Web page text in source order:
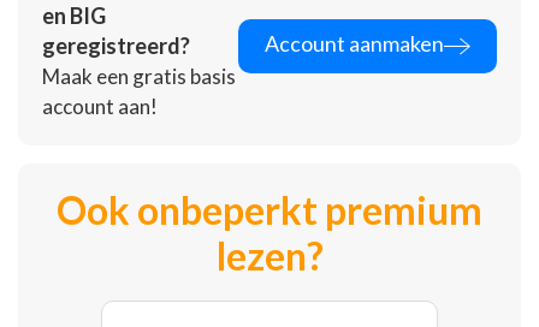
en BIG
geregistreerd?
Maak een gratis basis
account aan!
Account aanmaken
Ook onbeperkt premium
lezen?